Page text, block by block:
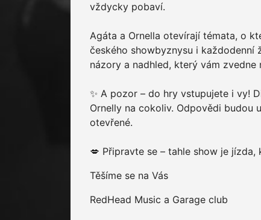
vždycky pobaví.
Agáta a Ornella otevírají témata, o
českého showbyznysu i
názory a nadhled, který vám zvedne
✨ A pozor – do hry vstupujete i vy!
Ornelly na cokoliv. Odpovědi budou
otevřené.
💋 Připravte se – tahle show je
Těšíme se na Vás
RedHead Music a Garage club